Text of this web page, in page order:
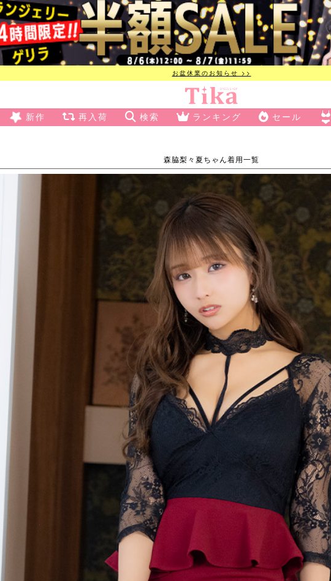
お盆休業のお知らせ >>
新作 再入荷 検索 ランキング セール
森脇梨々夏ちゃん着用一覧